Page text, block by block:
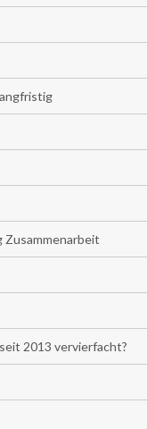
Zusammenarbeit
2013 vervierfacht?